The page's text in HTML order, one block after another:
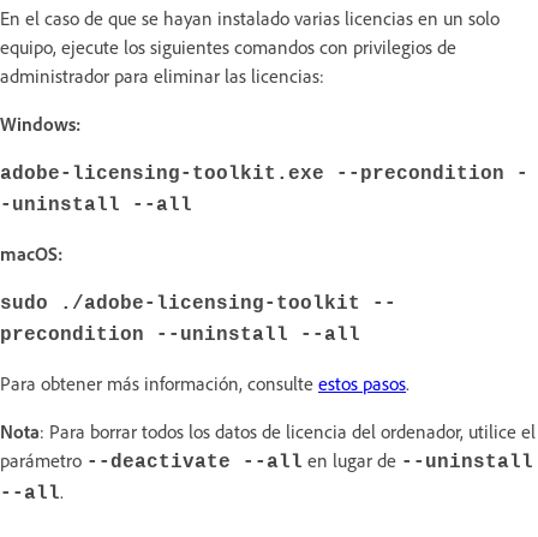
En el caso de que se hayan instalado varias licencias en un solo
equipo, ejecute los siguientes comandos con privilegios de
administrador para eliminar las licencias:
Windows:
adobe-licensing-toolkit.exe --precondition -
-uninstall --all
macOS:
sudo ./adobe-licensing-toolkit --
precondition --uninstall --all
Para obtener más información, consulte estos pasos.
Nota: Para borrar todos los datos de licencia del ordenador, utilice el
parámetro --deactivate --all en lugar de --uninstall
--all.